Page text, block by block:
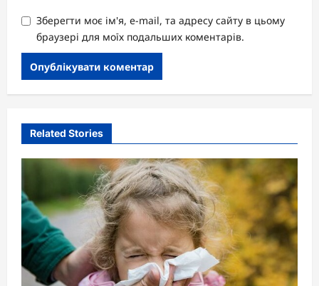
Зберегти моє ім'я, e-mail, та адресу сайту в цьому
браузері для моїх подальших коментарів.
Related Stories